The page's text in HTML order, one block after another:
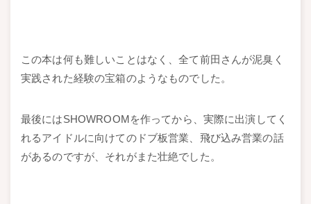
この本は何も難しいことはなく、全て前田さんが泥臭く
実践された経験の宝箱のようなものでした。
最後にはSHOWROOMを作ってから、実際に出演してく
れるアイドルに向けてのドブ板営業、飛び込み営業の話
があるのですが、それがまた壮絶でした。